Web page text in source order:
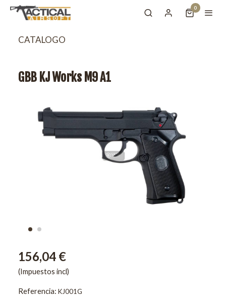
0
CATALOGO
GBB KJ Works M9 A1
156,04 €
(Impuestos incl)
Referencia: KJ001G